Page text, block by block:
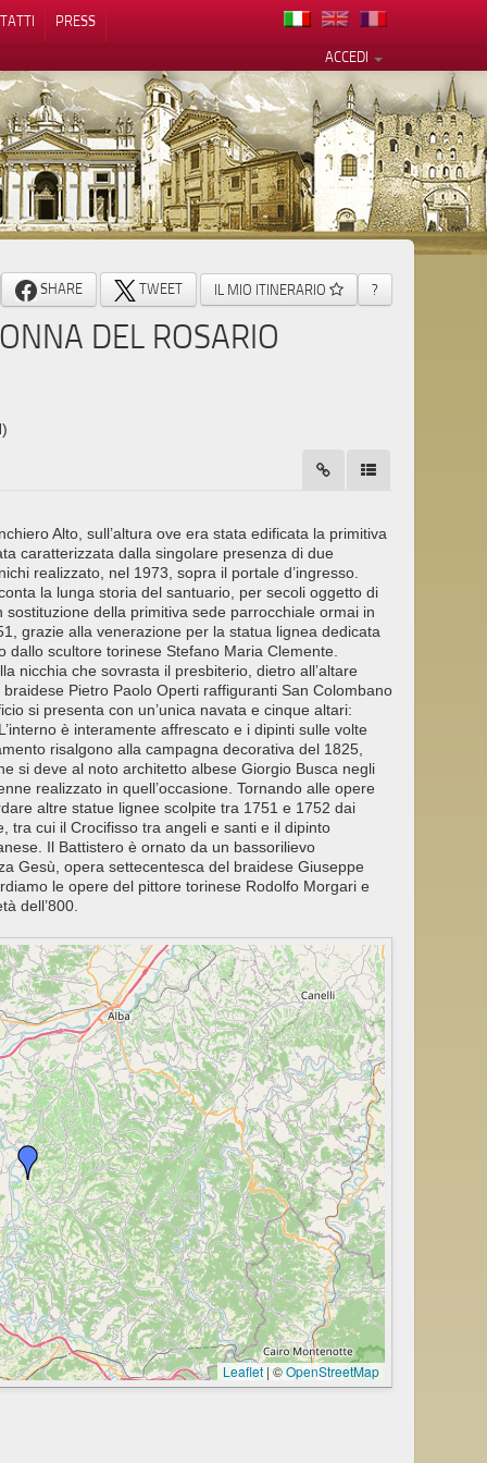
PRESS
ACCEDI
SHARE TWEET IL MIO ITINERARIO ?
DEL ROSARIO
Alto, sull’altura ove era stata edificata la primitiva
caratterizzata dalla singolare presenza di due
realizzato, nel 1973, sopra il portale d’ingresso.
la lunga storia del santuario, per secoli oggetto di
della primitiva sede parrocchiale ormai in
grazie alla venerazione per la statua lignea dedicata
dallo scultore torinese Stefano Maria Clemente.
nicchia che sovrasta il presbiterio, dietro all’altare
Pietro Paolo Operti raffiguranti San Colombano
si presenta con un’unica navata e cinque altari:
è interamente affrescato e i dipinti sulle volte
risalgono alla campagna decorativa del 1825,
si deve al noto architetto albese Giorgio Busca negli
realizzato in quell’occasione. Tornando alle opere
altre statue lignee scolpite tra 1751 e 1752 dai
tra cui il Crocifisso tra angeli e santi e il dipinto
Il Battistero è ornato da un bassorilievo
Gesù, opera settecentesca del braidese Giuseppe
le opere del pittore torinese Rodolfo Morgari e
dell’800.
Leaflet | ©OpenStreetMap